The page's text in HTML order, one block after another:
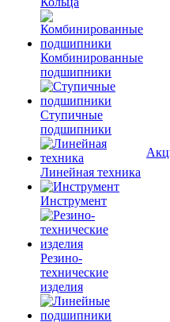
Комбинированные
подшипники
Ступичные
подшипники
Линейная техника
Инструмент
Резино-
технические
изделия